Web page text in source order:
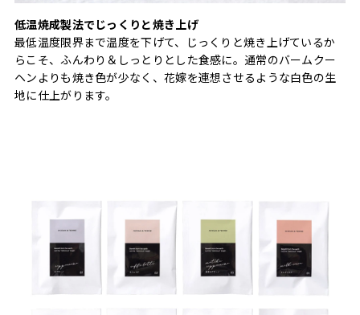
低温焼成製法でじっくりと焼き上げ
最低温度限界まで温度を下げて、じっくりと焼き上げているか
らこそ、ふんわり＆しっとりとした食感に。通常のバームクー
ヘンよりも焼き色が少なく、花嫁を連想させるような白色の生
地に仕上がります。